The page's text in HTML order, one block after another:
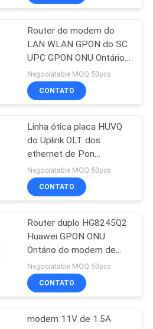
do wifi
11
ONU
78
Router do modem do
LAN WLAN GPON do SC
UPC GPON ONU Ontário
PON LOS de FTTH
Negociatable MOQ:50pcs
CONTATO
Linha ótica placa HUVQ
do Uplink OLT dos
ethernet de Pon
10ge/Ge do terminal
HUTQ Zte Zxd10 C300
Negociatable MOQ:50pcs
CONTATO
Router duplo HG8245Q2
Huawei GPON ONU
Ontário do modem de
WiFi FTTH da faixa
Negociatable MOQ:50pcs
CONTATO
modem 11V de 1.5A